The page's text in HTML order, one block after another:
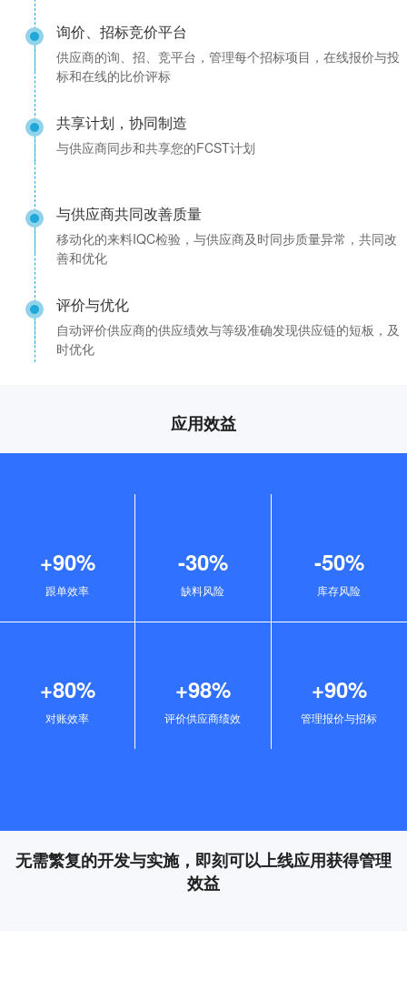
询价、招标竞价平台
供应商的询、招、竞平台，管理每个招标项目，在线报价与投
标和在线的比价评标
共享计划，协同制造
与供应商同步和共享您的FCST计划
与供应商共同改善质量
移动化的来料IQC检验，与供应商及时同步质量异常，共同改
善和优化
评价与优化
自动评价供应商的供应绩效与等级准确发现供应链的短板，及
时优化
应用效益
+90%
跟单效率
-30%
缺料风险
-50%
库存风险
+80%
对账效率
+98%
评价供应商绩效
+90%
管理报价与招标
无需繁复的开发与实施，即刻可以上线应用获得管理
效益